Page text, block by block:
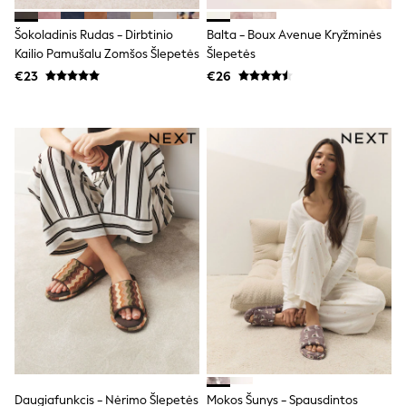
Start Rite
Smiggle
Eastpak
All Accessories
Lunchbags
Drink Bottles
Stationery
Jumpers
Polo Shirts
T-Shirts
Bags
Blouses
Shirts
Polo Shirts
HOLIDAY SHOP
Women's Holiday Shop
Beach Dresses & Kaftans
Šokoladinis Rudas - Dirbtinio
Kailio Pamušalu Zomšos Šlepetės
€23
Balta - Boux Avenue Kryžminės
Šlepetės
€26
Daugiafunkcis - Nėrimo Šlepetės Mokos Šunys - Spausdintos